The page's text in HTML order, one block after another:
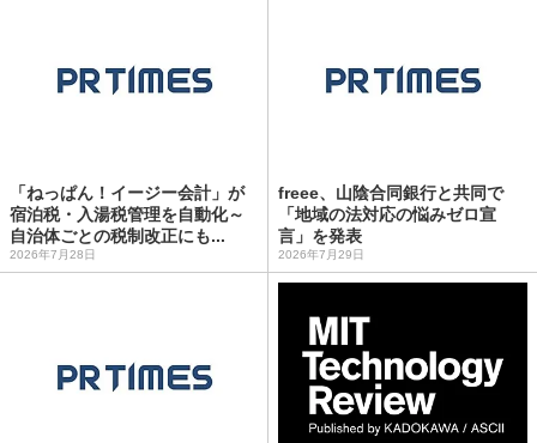
「ねっぱん！イージー会計」が
宿泊税・入湯税管理を自動化～
自治体ごとの税制改正にも...
2026年7月28日
freee、山陰合同銀行と共同で
「地域の法対応の悩みゼロ宣
言」を発表
2026年7月29日